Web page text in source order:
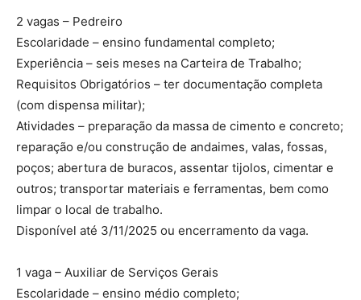
2 vagas – Pedreiro
Escolaridade – ensino fundamental completo;
Experiência – seis meses na Carteira de Trabalho;
Requisitos Obrigatórios – ter documentação completa
(com dispensa militar);
Atividades – preparação da massa de cimento e concreto;
reparação e/ou construção de andaimes, valas, fossas,
poços; abertura de buracos, assentar tijolos, cimentar e
outros; transportar materiais e ferramentas, bem como
limpar o local de trabalho.
Disponível até 3/11/2025 ou encerramento da vaga.
1 vaga – Auxiliar de Serviços Gerais
Escolaridade – ensino médio completo;